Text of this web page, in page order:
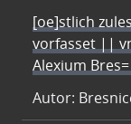
[oe]stlich
vorfasset ||
Alexium
Autor: